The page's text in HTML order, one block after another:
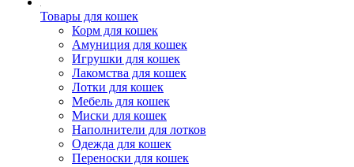
Товары для кошек
Корм для кошек
Амуниция для кошек
Игрушки для кошек
Лакомства для кошек
Лотки для кошек
Мебель для кошек
Миски для кошек
Наполнители для лотков
Одежда для кошек
Переноски для кошек